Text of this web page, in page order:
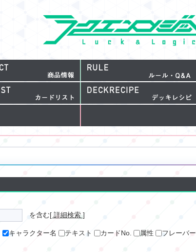
を含む[ 詳細検索 ]
キャラクター名 テキスト カードNo. 属性 フレーバー